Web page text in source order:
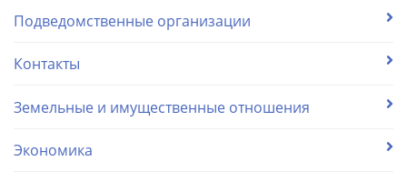
Подведомственные организации
Контакты
Земельные и имущественные отношения
Экономика